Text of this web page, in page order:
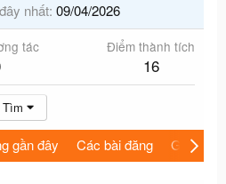
nhất 09/04/2026
tác Điểm thành tích
16
Tìm
gần đây Các bài đăng Giới thiệu